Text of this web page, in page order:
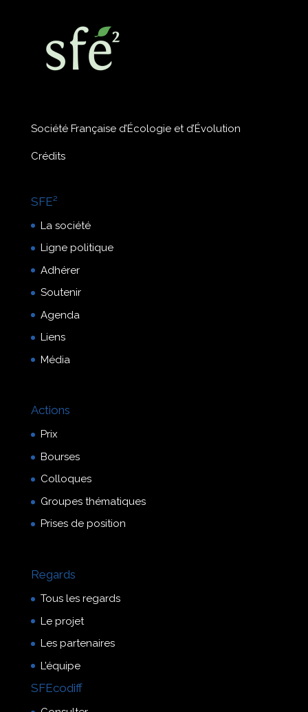
Société Française d’Écologie et d’Évolution
Crédits
SFE²
La société
Ligne politique
Adhérer
Soutenir
Agenda
Liens
Média
Actions
Prix
Bourses
Colloques
Groupes thématiques
Prises de position
Regards
Tous les regards
Le projet
Les partenaires
L’équipe
SFEcodiff